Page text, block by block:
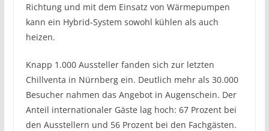
Richtung und mit dem Einsatz von Wärmepumpen
kann ein Hybrid-System sowohl kühlen als auch
heizen.
Knapp 1.000 Aussteller fanden sich zur letzten
Chillventa in Nürnberg ein. Deutlich mehr als 30.000
Besucher nahmen das Angebot in Augenschein. Der
Anteil internationaler Gäste lag hoch: 67 Prozent bei
den Ausstellern und 56 Prozent bei den Fachgästen.